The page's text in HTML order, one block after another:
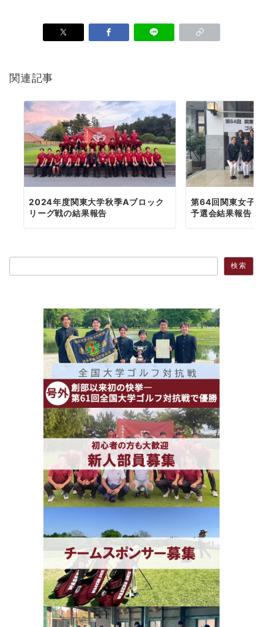
関連記事
2024年度関東大学秋季Aブロック
リーグ戦の結果報告
第64回関東女子
予選会結果報告
検索